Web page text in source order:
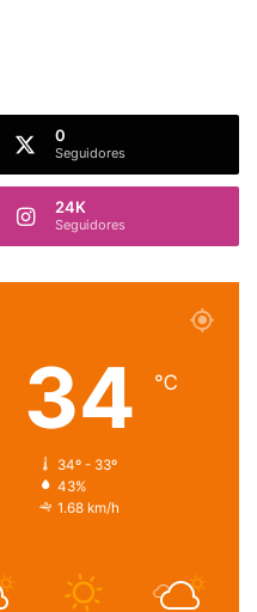
0
Seguidores
24K
Seguidores
34 ℃
34º - 33º
43%
1.68 km/h